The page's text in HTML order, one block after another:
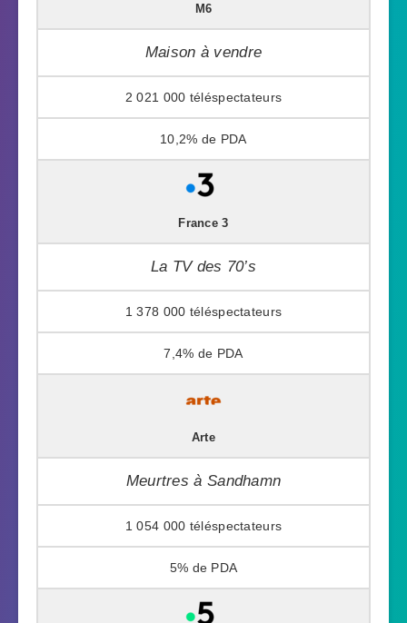
M6
Maison à vendre
2 021 000
10,2%
France 3
La TV des 70’s
1 378 000
7,4%
Arte
Meurtres à Sandhamn
1 054 000
5%